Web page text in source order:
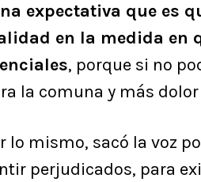
expectativa que es
en la medida en
, porque si no
la comuna y más
lo mismo, sacó la voz
perjudicados, para